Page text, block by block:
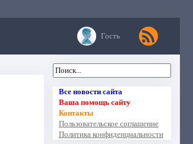
Гость
Все новости сайта
Ваша помощь сайту
Контакты
Пользовательское соглашение
Политика конфиденциальности